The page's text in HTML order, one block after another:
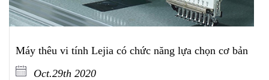
Máy thêu vi tính Lejia có chức năng lựa chọn cơ bản
Oct.29th 2020